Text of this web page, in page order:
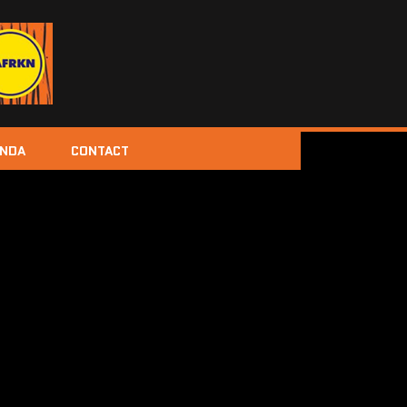
CONTACT